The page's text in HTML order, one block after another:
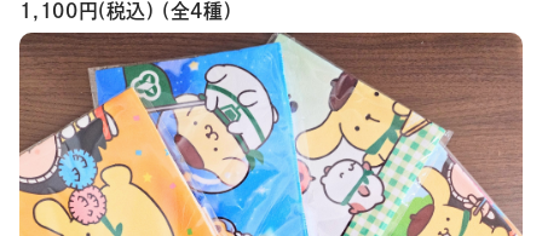
1,100円(税込) (全4種)